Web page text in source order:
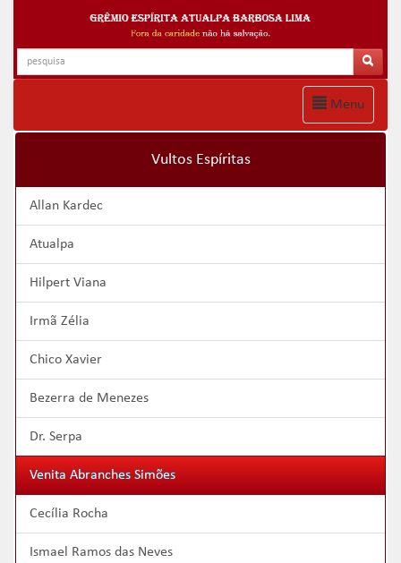
Menu
Vultos Espíritas
Allan Kardec
Atualpa
Hilpert Viana
Irmã Zélia
Chico Xavier
Bezerra de Menezes
Dr. Serpa
Venita Abranches Simões
Cecília Rocha
Ismael Ramos das Neves